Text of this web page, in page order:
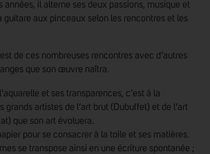
années, il alterne ses deux passions, musique et
guitare aux pinceaux selon les rencontres et les
de ces nombreuses rencontres avec d’autres
que son œuvre naîtra.
et ses transparences, c’est à la
grands artistes de l’art brut (Dubuffet) et de l’art
que son art évoluera.
pour se consacrer à la toile et ses matières.
se transpose ainsi en une écriture spontanée ;